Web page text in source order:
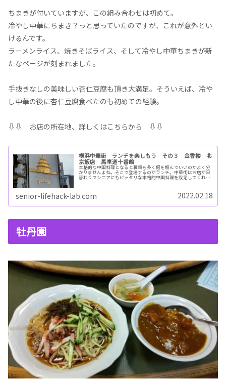
ちまきが付いていますが、この組み合わせは初めて。
冷やし中華にちまき？っと思っていたのですが、これが意外とい
けるんです。
ラーメンライス、焼きそばライス、そして冷やし中華ちまきが新
たなページが刻まれました。
手抜きなしの美味しい杏仁豆腐も頂き大満足。そういえば、冷や
し中華の後に杏仁豆腐食べたのも初めての経験。
⇩⇩ お店の所在地、詳しくはこちらから ⇩⇩
横浜中華街 ランチを楽しもう その３ 金香楼 北
京飯店 馬車道十番館
本格的な中国料理となると種類も多く何を頼んでいいのかよく分
かりませんよね。そこで登場するのがランチ。中華街はお店が日
替わりでシニアにもピッタリな本格的中国料理を設定してくれま
senior-lifehack-lab.com 2022.02.18
牡丹園